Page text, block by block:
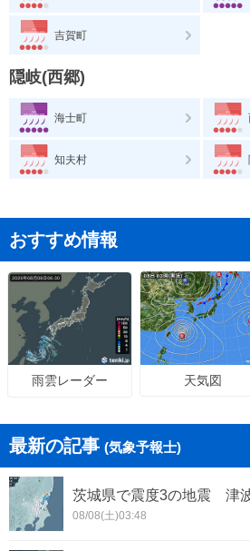
吉賀町
隠岐(西郷)
海士町
知夫村
おすすめ情報
雨雲レーダー 天気図
最新の記事 (気象予報士)
茨城県で震度3の地震 津
08/08(土)03:48